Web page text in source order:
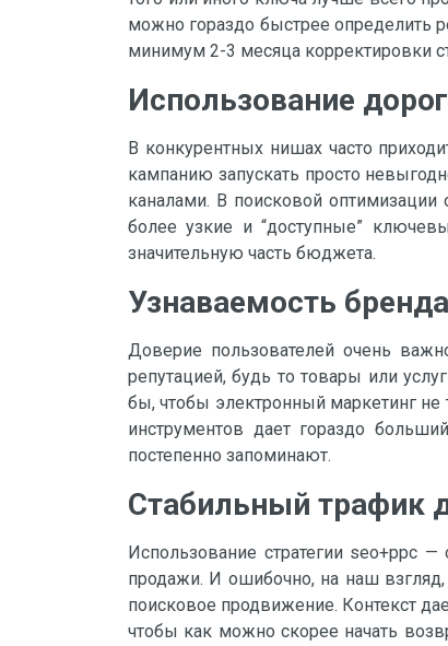
можно гораздо быстрее определить
минимум 2-3 месяца корректировки
Использование
В конкурентных нишах часто
кампанию запускать просто
каналами. В поисковой оптимизации
более узкие и “доступные”
значительную часть бюджета.
Узнаваемость бренда
Доверие пользователей очень
репутацией, будь то товары или
бы, чтобы электронный маркетинг не
инструментов дает гораздо
постепенно запоминают.
Стабильный трафик
Использование стратегии seo+ppc
продажи. И ошибочно, на наш взгляд,
поисковое продвижение. Контекст
чтобы как можно скорее начать